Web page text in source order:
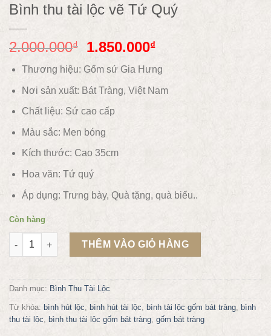
Bình thu tài lộc vẽ Tứ Quý
2.000.000₫ 1.850.000₫
Thương hiệu: Gốm sứ Gia Hưng
Nơi sản xuất: Bát Tràng, Việt Nam
Chất liệu: Sứ cao cấp
Màu sắc: Men bóng
Kích thước: Cao 35cm
Hoa văn: Tứ quý
Áp dụng: Trưng bày, Quà tặng, quà biếu..
Còn hàng
Bình thu tài lộc vẽ Tứ Quý số lượng
THÊM VÀO GIỎ HÀNG
Danh mục: Bình Thu Tài Lộc
Từ khóa: bình hút lộc, bình hút tài lộc, bình tài lộc gốm bát tràng, bình
thu tài lộc, bình thu tài lộc gốm bát tràng, gốm bát tràng